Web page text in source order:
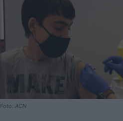
Foto: ACN